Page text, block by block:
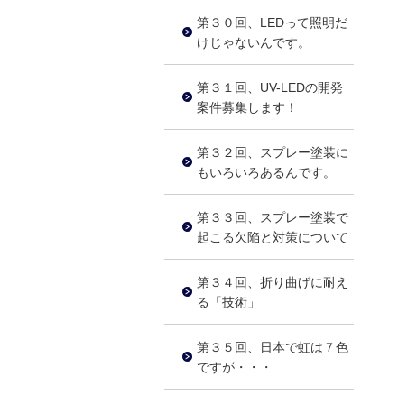
第３０回、LEDって照明だ
けじゃないんです。
第３１回、UV-LEDの開発
案件募集します！
第３２回、スプレー塗装に
もいろいろあるんです。
第３３回、スプレー塗装で
起こる欠陥と対策について
第３４回、折り曲げに耐え
る「技術」
第３５回、日本で虹は７色
ですが・・・